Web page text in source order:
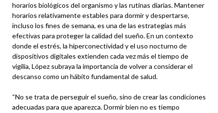
horarios biológicos del organismo y las rutinas diarias. Mantener
horarios relativamente estables para dormir y despertarse,
incluso los fines de semana, es una de las estrategias más
efectivas para proteger la calidad del sueño. En un contexto
donde el estrés, la hiperconectividad y el uso nocturno de
dispositivos digitales extienden cada vez más el tiempo de
vigilia, López subraya la importancia de volver a considerar el
descanso como un hábito fundamental de salud.
“No se trata de perseguir el sueño, sino de crear las condiciones
adecuadas para que aparezca. Dormir bien no es tiempo